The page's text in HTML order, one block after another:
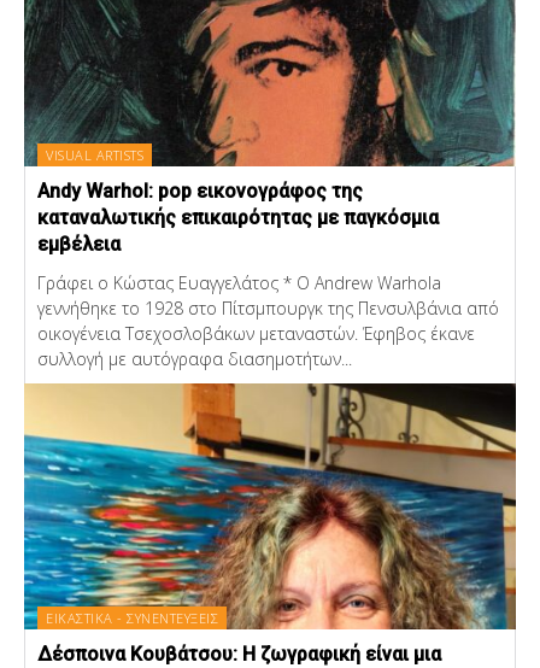
VISUAL ARTISTS
Andy Warhol: pop εικονογράφος της
καταναλωτικής επικαιρότητας με παγκόσμια
εμβέλεια
Γράφει ο Κώστας Ευαγγελάτος * Ο Andrew Warhola
γεννήθηκε το 1928 στο Πίτσμπουργκ της Πενσυλβάνια από
οικογένεια Τσεχοσλοβάκων μεταναστών. Έφηβος έκανε
συλλογή με αυτόγραφα διασημοτήτων...
ΕΙΚΑΣΤΙΚΑ - ΣΥΝΕΝΤΕΥΞΕΙΣ
Δέσποινα Κουβάτσου: Η ζωγραφική είναι μια